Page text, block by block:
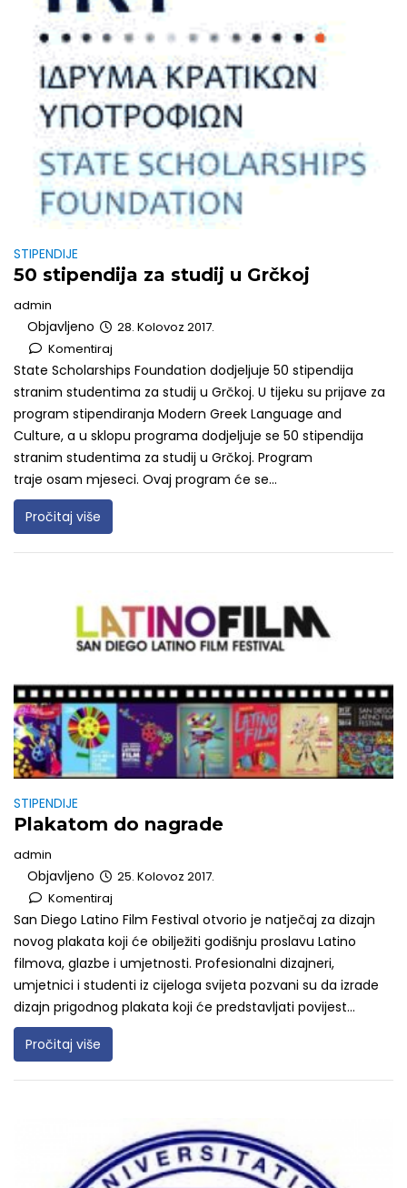
STIPENDIJE
50 stipendija za studij u Grčkoj
admin
Objavljeno
28. Kolovoz 2017.
Komentiraj
State Scholarships Foundation dodjeljuje 50 stipendija
stranim studentima za studij u Grčkoj. U tijeku su prijave za
program stipendiranja Modern Greek Language and
Culture, a u sklopu programa dodjeljuje se 50 stipendija
stranim studentima za studij u Grčkoj. Program
traje osam mjeseci. Ovaj program će se...
Pročitaj više
STIPENDIJE
Plakatom do nagrade
admin
Objavljeno
25. Kolovoz 2017.
Komentiraj
San Diego Latino Film Festival otvorio je natječaj za dizajn
novog plakata koji će obilježiti godišnju proslavu Latino
filmova, glazbe i umjetnosti. Profesionalni dizajneri,
umjetnici i studenti iz cijeloga svijeta pozvani su da izrade
dizajn prigodnog plakata koji će predstavljati povijest...
Pročitaj više